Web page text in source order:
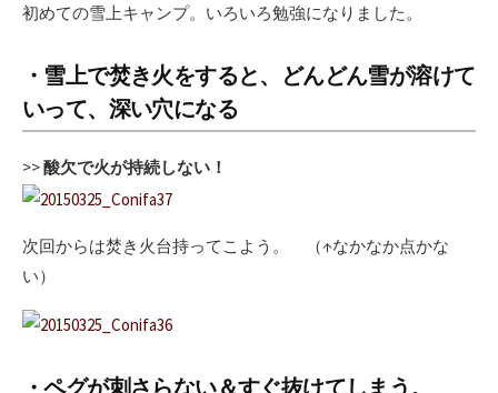
初めての雪上キャンプ。いろいろ勉強になりました。
・雪上で焚き火をすると、どんどん雪が溶けて
いって、深い穴になる
>>酸欠で火が持続しない！
次回からは焚き火台持ってこよう。 （↑なかなか点かな
い）
・ペグが刺さらない＆すぐ抜けてしまう 。